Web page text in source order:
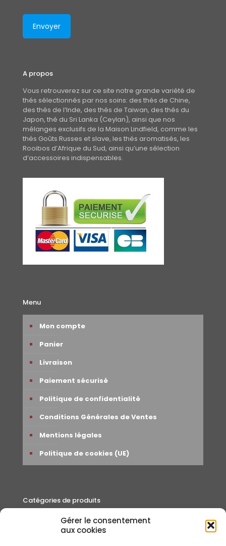
Gérer le consentement
aux cookies
A propos
Vous retrouverez sur ce site notre grande variété de
thés sélectionnés par nos soins: des thés de Chine,
des thés de l’Inde, des thés de Taiwan, des thés du
Japon, thé du Sri Lanka (Ceylan), ainsi que nos
mélanges exclusifs de la Maison Lindfield, comme les
thés Goûts Russes et slave, les thés aromatisés, les
Rooibos d’Afrique du Sud, ainsi qu’une sélection
d’accessoires indispensables.
Menu
Mon compte
Panier
Livraison
Paiement sécurisé
Politique de confidentialité
Conditions Générales de Ventes
Mentions légales
Politique de cookies (UE)
Catégories de produits
Autour du thé